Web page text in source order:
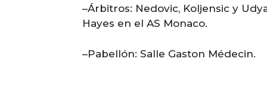
–Árbitros: Nedovic, Koljensic y
Hayes en el AS Monaco.
–Pabellón: Salle Gaston Médecin.